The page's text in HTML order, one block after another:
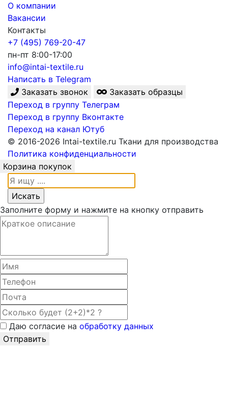
О компании
Вакансии
Контакты
+7 (495) 769-20-47
пн-пт 8:00-17:00
info@intai-textile.ru
Написать в Telegram
Заказать звонок
Заказать образцы
Переход в группу Телеграм
Переход в группу Вконтакте
Переход на канал Ютуб
© 2016-2026 Intai-textile.ru Ткани для производства
Политика конфиденциальности
Корзина покупок
Заполните форму и нажмите на кнопку отправить
Даю согласие на обработку данных
Отправить